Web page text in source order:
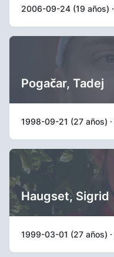
2006-09-24 (19 años) ·
Pogačar, Tadej
1998-09-21 (27 años) ·
Haugset, Sigrid
1999-03-01 (27 años) ·